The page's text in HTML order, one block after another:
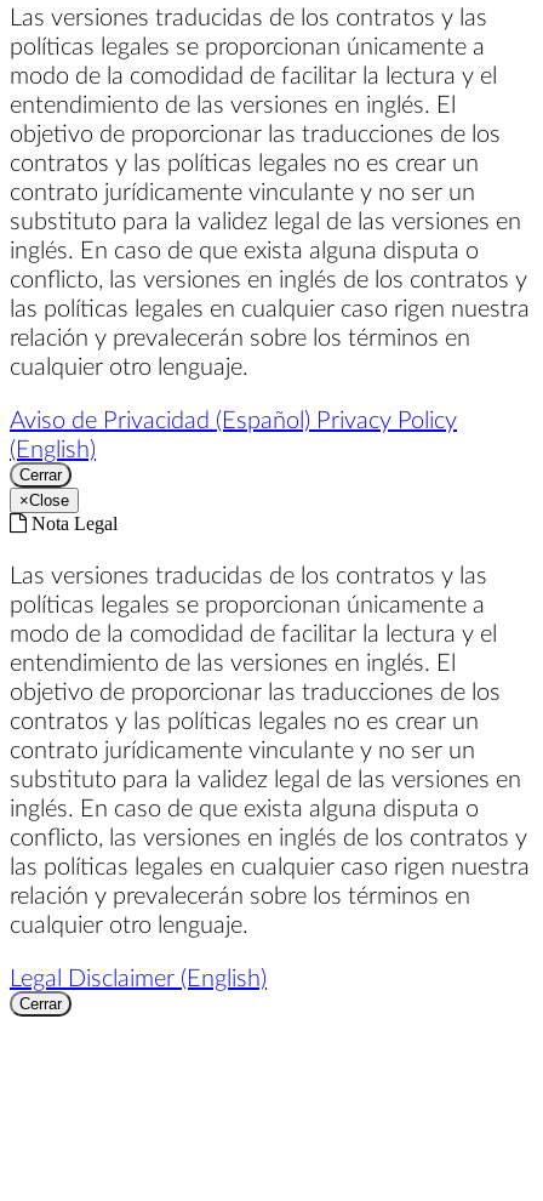
Las versiones traducidas de los contratos y las
políticas legales se proporcionan únicamente a
modo de la comodidad de facilitar la lectura y el
entendimiento de las versiones en inglés. El
objetivo de proporcionar las traducciones de los
contratos y las políticas legales no es crear un
contrato jurídicamente vinculante y no ser un
substituto para la validez legal de las versiones en
inglés. En caso de que exista alguna disputa o
conflicto, las versiones en inglés de los contratos y
las políticas legales en cualquier caso rigen nuestra
relación y prevalecerán sobre los términos en
cualquier otro lenguaje.
Aviso de Privacidad (Español) Privacy Policy
(English)
Cerrar
×Close
Nota Legal
Las versiones traducidas de los contratos y las
políticas legales se proporcionan únicamente a
modo de la comodidad de facilitar la lectura y el
entendimiento de las versiones en inglés. El
objetivo de proporcionar las traducciones de los
contratos y las políticas legales no es crear un
contrato jurídicamente vinculante y no ser un
substituto para la validez legal de las versiones en
inglés. En caso de que exista alguna disputa o
conflicto, las versiones en inglés de los contratos y
las políticas legales en cualquier caso rigen nuestra
relación y prevalecerán sobre los términos en
cualquier otro lenguaje.
Legal Disclaimer (English)
Cerrar